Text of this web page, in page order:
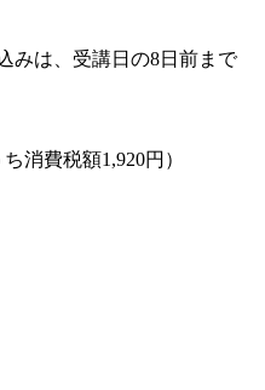
みは、受講日の8日前まで
消費税額1,920円）